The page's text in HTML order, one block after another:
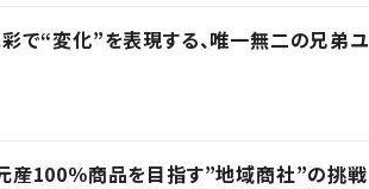
で“変化”を表現する、唯一無二の兄弟ユ
産100％商品を目指す”地域商社”の挑戦